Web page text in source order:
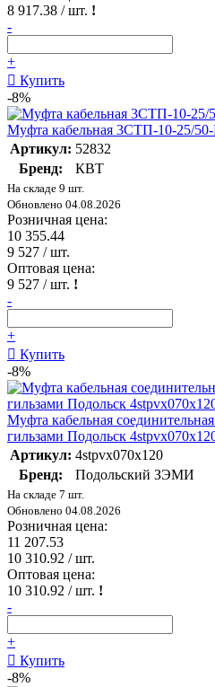
8 917.38 / шт. !
-
+
Купить
-8%
Муфта кабельная 3СТП-10-25/
Артикул: 52832
Бренд:
КВТ
На складе 9 шт.
Обновлено 04.08.2026
Розничная цена:
10 355.44
9 527 / шт.
Оптовая цена:
9 527 / шт. !
-
+
Купить
-8%
Муфта кабельная
гильзами Подольск
Артикул: 4stpvx070x120
Бренд:
Подольский ЗЭМИ
На складе 7 шт.
Обновлено 04.08.2026
Розничная цена:
11 207.53
10 310.92 / шт.
Оптовая цена:
10 310.92 / шт. !
-
+
Купить
-8%